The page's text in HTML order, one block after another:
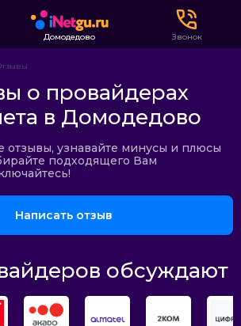
Домодедово Звонок
о провайдерах
в Домодедово
отзывы, узнавайте минусы и плюсы
подходящего Вам
Написать отзыв
обсуждают